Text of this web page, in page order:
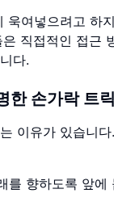
욱여넣으려고 하
직접적인 접근
다.
한 손가락 트릭
이유가 있습니
를 향하도록 앞